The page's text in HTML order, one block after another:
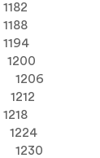
1182
1188
1194
1200
1206
1212
1218
1224
1230